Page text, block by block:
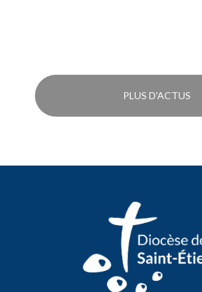
PLUS D'ACTUS